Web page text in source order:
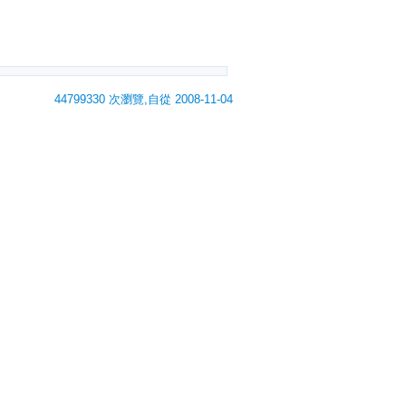
44799330 次瀏覽,自從 2008-11-04